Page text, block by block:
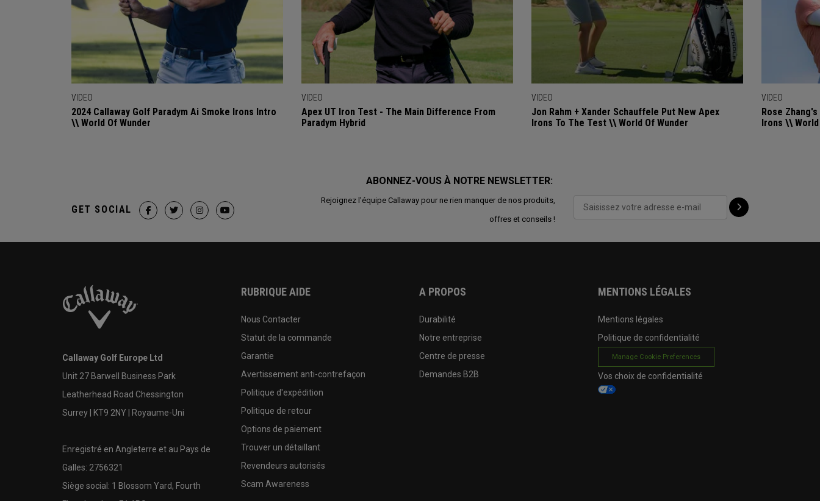
VIDEO
2024 Callaway Golf Paradym Ai Smoke Irons Intro
\\ World Of Wunder
VIDEO
Apex UT Iron Test - The Main Difference From
Paradym Hybrid
VIDEO
Jon Rahm + Xander Schauffele Put New Apex
Irons To The Test \\ World Of Wunder
VIDEO
Rose
Irons \\
ABONNEZ-VOUS À NOTRE NEWSLETTER:
Rejoignez l'équipe Callaway pour ne rien manquer de nos produits,
offres et conseils !
GET SOCIAL
Callaway Golf Europe Ltd
Unit 27 Barwell Business Park
Leatherhead Road Chessington
Surrey | KT9 2NY | Royaume-Uni
Enregistré en Angleterre et au Pays de
Galles: 2756321
Siège social: 1 Blossom Yard, Fourth
RUBRIQUE AIDE
Nous Contacter
Statut de la commande
Garantie
Avertissement anti-contrefaçon
Politique d'expédition
Politique de retour
Options de paiement
Trouver un détaillant
Revendeurs autorisés
Scam Awareness
A PROPOS
Durabilité
Notre entreprise
Centre de presse
Demandes B2B
MENTIONS LÉGALES
Mentions légales
Politique de confidentialité
Manage Cookie Preferences
Vos choix de confidentialité